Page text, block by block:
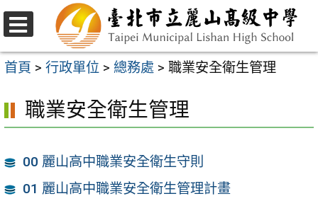
跳
至
主
內
容
區
選
單
首頁 > 行政單位 > 總務處 > 職業安全衛生管理
職業安全衛生管理
00 麗山高中職業安全衛生守則
01 麗山高中職業安全衛生管理計畫